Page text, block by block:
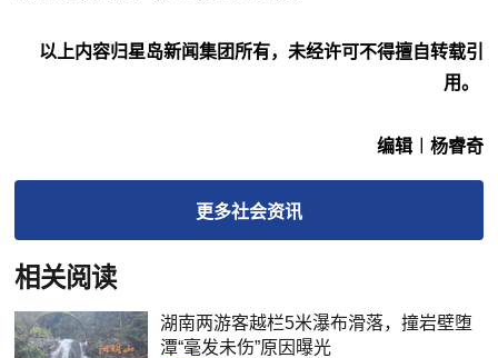
以上内容归星岛新闻集团所有，未经许可不得擅自转载引
用。
编辑︱杨睿奇
更多社会资讯
相关阅读
湖南两游客越栏5米瀑布滑落，撞岩壁堕
潭“毫发未伤”原因曝光